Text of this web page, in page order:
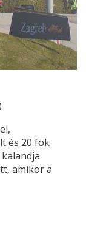
és 20 fok
amikor a